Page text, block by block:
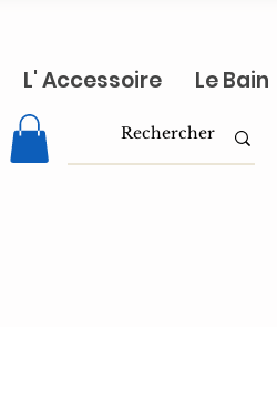
L' Accessoire Le Bain